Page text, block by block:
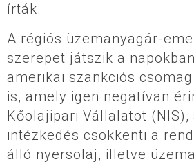
írták.
A régiós üzemanyagár-
szerepet játszik a
amerikai szankciós
is, amely igen negatívan
Kőolajipari Vállalatot (NIS),
intézkedés csökkenti a
álló nyersolaj, illetve